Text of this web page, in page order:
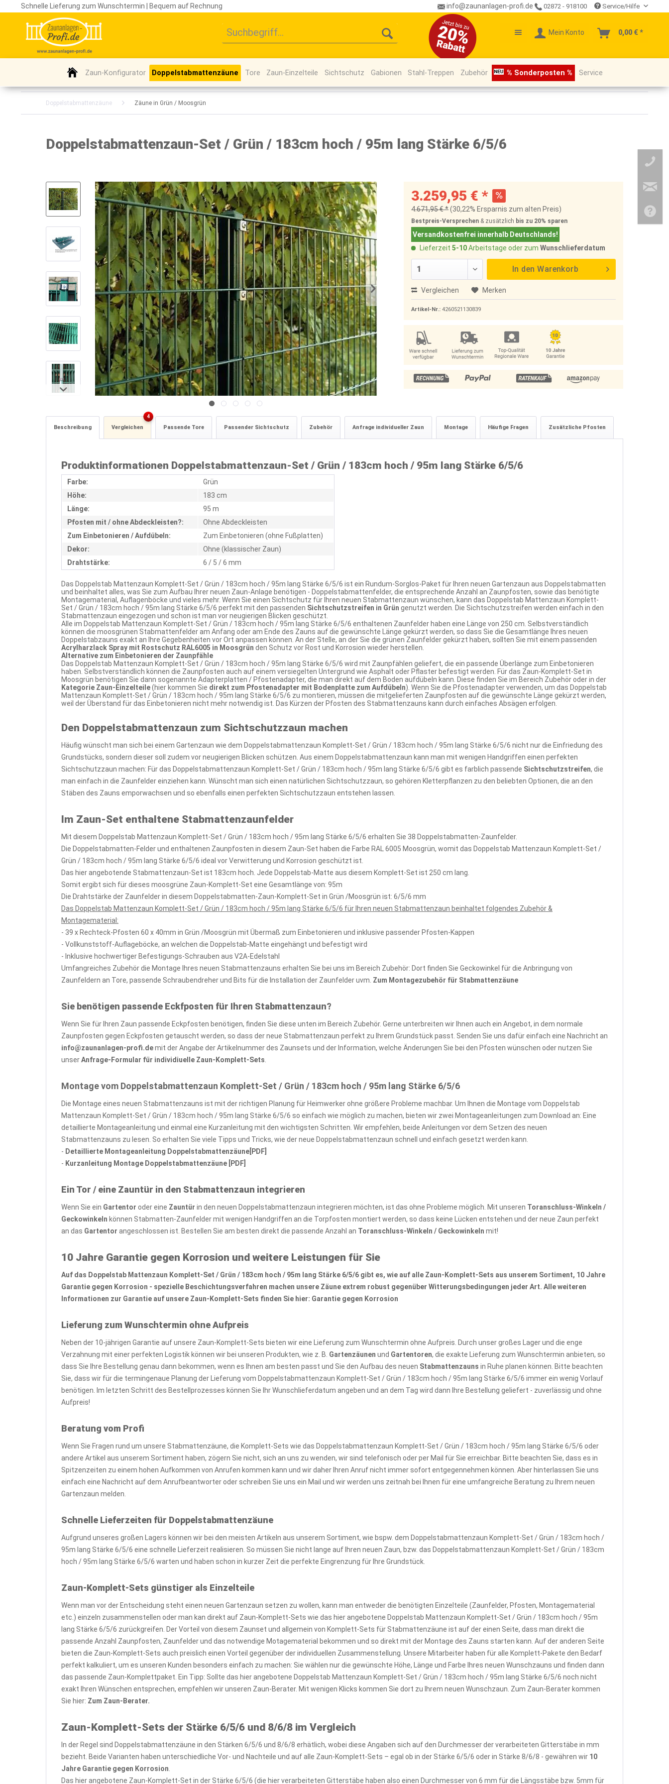
Schnelle Lieferung zum Wunschtermin | Bequem auf Rechnung info@zaunanlagen-profi.de 02872 - 918100 Service/Hilfe
Mein Konto 0,00 € *
Zaun-Konfigurator Doppelstabmattenzäune Tore Zaun-Einzelteile Sichtschutz Gabionen Stahl-Treppen Zubehör % Sonderposten % Service
Doppelstabmattenzäune Zäune in Grün / Moosgrün
Doppelstabmattenzaun-Set / Grün / 183cm hoch / 95m lang Stärke 6/5/6
3.259,95 € *
4.671,95 € *(30,22% Ersparnis zum alten Preis)
Bestpreis-Versprechen & zusätzlich bis zu 20% sparen
Versandkostenfrei innerhalb Deutschlands!
Lieferzeit5-10Arbeitstage oder zumWunschlieferdatum
In den Warenkorb
Vergleichen Merken
Artikel-Nr.:4260521130839
Beschreibung Vergleichen
4
Passende Tore Passender Sichtschutz Zubehör Anfrage individueller Zaun Montage Häufige Fragen Zusätzliche Pfosten
Produktinformationen Doppelstabmattenzaun-Set / Grün / 183cm hoch / 95m lang Stärke 6/5/6
Farbe:
Grün
Höhe:
183 cm
Länge:
95 m
Pfosten mit / ohne Abdeckleisten?:
Ohne Abdeckleisten
Zum Einbetonieren / Aufdübeln:
Zum Einbetonieren (ohne Fußplatten)
Dekor:
Ohne (klassischer Zaun)
Drahtstärke:
6 / 5 / 6 mm
Das Doppelstab Mattenzaun Komplett-Set / Grün / 183cm hoch / 95m lang Stärke 6/5/6 ist ein Rundum-Sorglos-Paket für Ihren neuen Gartenzaun aus Doppelstabmatten
und beinhaltet alles, was Sie zum Aufbau Ihrer neuen Zaun-Anlage benötigen - Doppelstabmattenfelder, die entsprechende Anzahl an Zaunpfosten, sowie das benötigte
Montagematerial, Auflagenböcke und vieles mehr. Wenn Sie einen Sichtschutz für Ihren neuen Stabmattenzaun wünschen, kann das Doppelstab Mattenzaun Komplett-
Set / Grün / 183cm hoch / 95m lang Stärke 6/5/6 perfekt mit den passenden Sichtschutzstreifen in Grün genutzt werden. Die Sichtschutzstreifen werden einfach in den
Stabmattenzaun eingezogen und schon ist man vor neugierigen Blicken geschützt.
Alle im Doppelstab Mattenzaun Komplett-Set / Grün / 183cm hoch / 95m lang Stärke 6/5/6 enthaltenen Zaunfelder haben eine Länge von 250 cm. Selbstverständlich
können die moosgrünen Stabmattenfelder am Anfang oder am Ende des Zauns auf die gewünschte Länge gekürzt werden, so dass Sie die Gesamtlänge Ihres neuen
Doppelstabzauns exakt an Ihre Gegebenheiten vor Ort anpassen können. An der Stelle, an der Sie die grünen Zaunfelder gekürzt haben, sollten Sie mit einem passenden
Acrylharzlack Spray mit Rostschutz RAL6005 in Moosgrün den Schutz vor Rost und Korrosion wieder herstellen.
Alternative zum Einbetonieren der Zaunpfähle
Das Doppelstab Mattenzaun Komplett-Set / Grün / 183cm hoch / 95m lang Stärke 6/5/6 wird mit Zaunpfählen geliefert, die ein passende Überlänge zum Einbetonieren
haben. Selbstverständlich können die Zaunpfosten auch auf einem versiegelten Untergrund wie Asphalt oder Pflaster befestigt werden. Für das Zaun-Komplett-Set in
Moosgrün benötigen Sie dann sogenannte Adapterplatten / Pfostenadapter, die man direkt auf dem Boden aufdübeln kann. Diese finden Sie im Bereich Zubehör oder in der
Kategorie Zaun-Einzelteile(hier kommen Sie direkt zum Pfostenadapter mit Bodenplatte zum Aufdübeln). Wenn Sie die Pfostenadapter verwenden, um das Doppelstab
Mattenzaun Komplett-Set / Grün / 183cm hoch / 95m lang Stärke 6/5/6 zu montieren, müssen die mitgelieferten Zaunpfosten auf die gewünschte Länge gekürzt werden,
weil der Überstand für das Einbetonieren nicht mehr notwendig ist. Das Kürzen der Pfosten des Stabmattenzauns kann durch einfaches Absägen erfolgen.
Den Doppelstabmattenzaun zum Sichtschutzzaun machen
Häufig wünscht man sich bei einem Gartenzaun wie dem Doppelstabmattenzaun Komplett-Set / Grün / 183cm hoch / 95m lang Stärke 6/5/6 nicht nur die Einfriedung des
Grundstücks, sondern dieser soll zudem vor neugierigen Blicken schützen. Aus einem Doppelstabmattenzaun kann man mit wenigen Handgriffen einen perfekten
Sichtschutzzaun machen: Für das Doppelstabmattenzaun Komplett-Set / Grün / 183cm hoch / 95m lang Stärke 6/5/6 gibt es farblich passende Sichtschutzstreifen, die
man einfach in die Zaunfelder einziehen kann. Wünscht man sich einen natürlichen Sichtschutzzaun, so gehören Kletterpflanzen zu den beliebten Optionen, die an den
Stäben des Zauns emporwachsen und so ebenfalls einen perfekten Sichtschutzzaun entstehen lassen.
Im Zaun-Set enthaltene Stabmattenzaunfelder
Mit diesem Doppelstab Mattenzaun Komplett-Set / Grün / 183cm hoch / 95m lang Stärke 6/5/6 erhalten Sie 38 Doppelstabmatten-Zaunfelder.
Die Doppelstabmatten-Felder und enthaltenen Zaunpfosten in diesem Zaun-Set haben die Farbe RAL 6005 Moosgrün, womit das Doppelstab Mattenzaun Komplett-Set /
Grün / 183cm hoch / 95m lang Stärke 6/5/6 ideal vor Verwitterung und Korrosion geschützt ist.
Das hier angebotende Stabmattenzaun-Set ist 183cm hoch. Jede Doppelstab-Matte aus diesem Komplett-Set ist 250 cm lang.
Somit ergibt sich für dieses moosgrüne Zaun-Komplett-Set eine Gesamtlänge von: 95m
Die Drahtstärke der Zaunfelder in diesem Doppelstabmatten-Zaun-Komplett-Set in Grün /Moosgrün ist: 6/5/6 mm
Das Doppelstab Mattenzaun Komplett-Set / Grün / 183cm hoch / 95m lang Stärke 6/5/6 für Ihren neuen Stabmattenzaun beinhaltet folgendes Zubehör &
Montagematerial:
- 39 x Rechteck-Pfosten 60 x 40mm in Grün /Moosgrün mit Übermaß zum Einbetonieren und inklusive passender Pfosten-Kappen
- Vollkunststoff-Auflageböcke, an welchen die Doppelstab-Matte eingehängt und befestigt wird
- Inklusive hochwertiger Befestigungs-Schrauben aus V2A-Edelstahl
Umfangreiches Zubehör die Montage Ihres neuen Stabmattenzauns erhalten Sie bei uns im Bereich Zubehör: Dort finden Sie Geckowinkel für die Anbringung von
Zaunfeldern an Tore, passende Schraubendreher und Bits für die Installation der Zaunfelder uvm. Zum Montagezubehör für Stabmattenzäune
Sie benötigen passende Eckfposten für Ihren Stabmattenzaun?
Wenn Sie für Ihren Zaun passende Eckpfosten benötigen, finden Sie diese unten im Bereich Zubehör. Gerne unterbreiten wir Ihnen auch ein Angebot, in dem normale
Zaunpfosten gegen Eckpfosten getauscht werden, so dass der neue Stabmattenzaun perfekt zu Ihrem Grundstück passt. Senden Sie uns dafür einfach eine Nachricht an
info@zaunanlagen-profi.demit der Angabe der Artikelnummer des Zaunsets und der Information, welche Änderungen Sie bei den Pfosten wünschen oder nutzen Sie
unserAnfrage-Formular für individiuelle Zaun-Komplett-Sets
Montage vom Doppelstabmattenzaun Komplett-Set / Grün / 183cm hoch / 95m lang Stärke 6/5/6
Die Montage eines neuen Stabmattenzauns ist mit der richtigen Planung für Heimwerker ohne größere Probleme machbar. Um Ihnen die Montage vom Doppelstab
Mattenzaun Komplett-Set / Grün / 183cm hoch / 95m lang Stärke 6/5/6 so einfach wie möglich zu machen, bieten wir zwei Montageanleitungen zum Download an: Eine
detaillierte Montageanleitung und einmal eine Kurzanleitung mit den wichtigsten Schritten. Wir empfehlen, beide Anleitungen vor dem Setzen des neuen
Stabmattenzauns zu lesen. So erhalten Sie viele Tipps und Tricks, wie der neue Doppelstabmattenzaun schnell und einfach gesetzt werden kann.
- Detaillierte Montageanleitung Doppelstabmattenzäune[PDF]
- Kurzanleitung Montage Doppelstabmattenzäune [PDF]
Ein Tor / eine Zauntür in den Stabmattenzaun integrieren
Wenn Sie ein Gartentor oder eine Zauntür in den neuen Doppelstabmattenzaun integrieren möchten, ist das ohne Probleme möglich. Mit unseren Toranschluss-Winkeln /
Geckowinkeln können Stabmatten-Zaunfelder mit wenigen Handgriffen an die Torpfosten montiert werden, so dass keine Lücken entstehen und der neue Zaun perfekt
an das Gartentor angeschlossen ist. Bestellen Sie am besten direkt die passende Anzahl an Toranschluss-Winkeln / Geckowinkeln mit!
10 Jahre Garantie gegen Korrosion und weitere Leistungen für Sie
Auf das Doppelstab Mattenzaun Komplett-Set / Grün / 183cm hoch / 95m lang Stärke 6/5/6 gibt es, wie auf alle Zaun-Komplett-Sets aus unserem Sortiment, 10 Jahre
Garantie gegen Korrosion - spezielle Beschichtungsverfahren machen unsere Zäune extrem robust gegenüber Witterungsbedingungen jeder Art. Alle weiteren
Informationen zur Garantie auf unsere Zaun-Komplett-Sets finden Sie hier: Garantie gegen Korrosion
Lieferung zum Wunschtermin ohne Aufpreis
Neben der 10-jährigen Garantie auf unsere Zaun-Komplett-Sets bieten wir eine Lieferung zum Wunschtermin ohne Aufpreis. Durch unser großes Lager und die enge
Verzahnung mit einer perfekten Logistik können wir bei unseren Produkten, wie z. B. Gartenzäunen und Gartentoren, die exakte Lieferung zum Wunschtermin anbieten, so
dass Sie Ihre Bestellung genau dann bekommen, wenn es Ihnen am besten passt und Sie den Aufbau des neuen Stabmattenzauns in Ruhe planen können. Bitte beachten
Sie, dass wir für die termingenaue Planung der Lieferung vom Doppelstabmattenzaun Komplett-Set / Grün / 183cm hoch / 95m lang Stärke 6/5/6 immer ein wenig Vorlauf
benötigen. Im letzten Schritt des Bestellprozesses können Sie Ihr Wunschlieferdatum angeben und an dem Tag wird dann Ihre Bestellung geliefert - zuverlässig und ohne
Aufpreis!
Beratung vom Profi
Wenn Sie Fragen rund um unsere Stabmattenzäune, die Komplett-Sets wie das Doppelstabmattenzaun Komplett-Set / Grün / 183cm hoch / 95m lang Stärke 6/5/6 oder
andere Artikel aus unserem Sortiment haben, zögern Sie nicht, sich an uns zu wenden, wir sind telefonisch oder per Mail für Sie erreichbar. Bitte beachten Sie, dass es in
Spitzenzeiten zu einem hohen Aufkommen von Anrufen kommen kann und wir daher Ihren Anruf nicht immer sofort entgegennehmen können. Aber hinterlassen Sie uns
einfach eine Nachricht auf dem Anrufbeantworter oder schreiben Sie uns ein Mail und wir werden uns zeitnah bei Ihnen für eine umfangreiche Beratung zu Ihrem neuen
Gartenzaun melden.
Schnelle Lieferzeiten für Doppelstabmattenzäune
Aufgrund unseres großen Lagers können wir bei den meisten Artikeln aus unserem Sortiment, wie bspw. dem Doppelstabmattenzaun Komplett-Set / Grün / 183cm hoch /
95m lang Stärke 6/5/6 eine schnelle Lieferzeit realisieren. So müssen Sie nicht lange auf Ihren neuen Zaun, bzw. das Doppelstabmattenzaun Komplett-Set / Grün / 183cm
hoch / 95m lang Stärke 6/5/6 warten und haben schon in kurzer Zeit die perfekte Eingrenzung für Ihre Grundstück.
Zaun-Komplett-Sets günstiger als Einzelteile
Wenn man vor der Entscheidung steht einen neuen Gartenzaun setzen zu wollen, kann man entweder die benötigten Einzelteile (Zaunfelder, Pfosten, Montagematerial
etc.) einzeln zusammenstellen oder man kan direkt auf Zaun-Komplett-Sets wie das hier angebotene Doppelstab Mattenzaun Komplett-Set / Grün / 183cm hoch / 95m
lang Stärke 6/5/6 zurückgreifen. Der Vorteil von diesem Zaunset und allgemein von Komplett-Sets für Stabmattenzäune ist auf der einen Seite, dass man direkt die
passende Anzahl Zaunpfosten, Zaunfelder und das notwendige Motagematerial bekommen und so direkt mit der Montage des Zauns starten kann. Auf der anderen Seite
bieten die Zaun-Komplett-Sets auch preislich einen Vorteil gegenüber der individuellen Zusammenstellung. Unsere Mitarbeiter haben für alle Komplett-Pakete den Bedarf
perfekt kalkuliert, um es unseren Kunden besonders einfach zu machen: Sie wählen nur die gewünschte Höhe, Länge und Farbe Ihres neuen Wunschzauns und finden dann
das passende Zaun-Komplettpaket. Ein Tipp: Sollte das hier angebotene Doppelstab Mattenzaun Komplett-Set / Grün / 183cm hoch / 95m lang Stärke 6/5/6 noch nicht
exakt Ihren Wünschen entsprechen, empfehlen wir unseren Zaun-Berater. Mit wenigen Klicks kommen Sie dort zu Ihrem neuen Wunschzaun. Zum Zaun-Berater kommen
Sie hier: Zum Zaun-Berater.
Zaun-Komplett-Sets der Stärke 6/5/6 und 8/6/8 im Vergleich
In der Regel sind Doppelstabmattenzäune in den Stärken 6/5/6 und 8/6/8 erhätlich, wobei diese Angaben sich auf den Durchmesser der verarbeiteten Gitterstäbe in mm
bezieht. Beide Varianten haben unterschiedliche Vor- und Nachteile und auf alle Zaun-Komplett-Sets – egal ob in der Stärke 6/5/6 oder in Stärke 8/6/8 - gewähren wir 10
Jahre Garantie gegen Korrosion
Das hier angebotene Zaun-Komplett-Set in der Stärke 6/5/6 (die hier verarbeiteten Gitterstäbe haben also einen Durchmesser von 6 mm für die Längsstäbe bzw. 5mm für